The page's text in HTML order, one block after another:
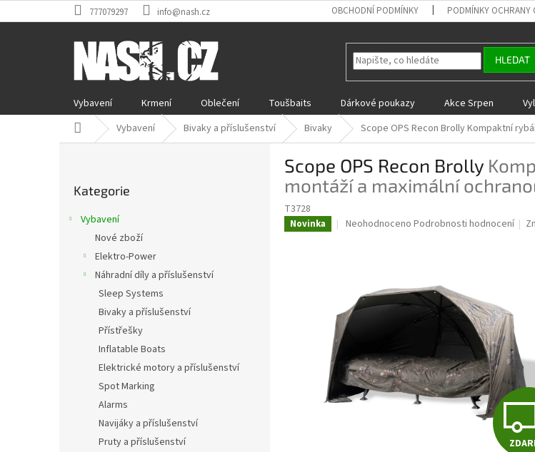
na
777079297 info@nash.cz OBCHODNÍ PODMÍNKY PODMÍNKY OCHRANY
HLEDAT
Vybavení Krmení Oblečení Toušbaits Dárkové poukazy Akce Srpen
Domů Vybavení Bivaky a příslušenství Bivaky Scope OPS Recon BrollyKompaktní
kategorie
Kategorie
Vybavení
Nové zboží
Elektro-Power
Náhradní díly a příslušenství
Sleep Systems
Bivaky a příslušenství
Přístřešky
Inflatable Boats
Elektrické motory a příslušenství
Spot Marking
Alarms
Navijáky a příslušenství
Pruty a příslušenství
Scope OPS Recon Brolly
montáží a maximální
T3728
Novinka
Průměrné
hvězdiček.
Neohodnoceno Podrobnosti hodnocení